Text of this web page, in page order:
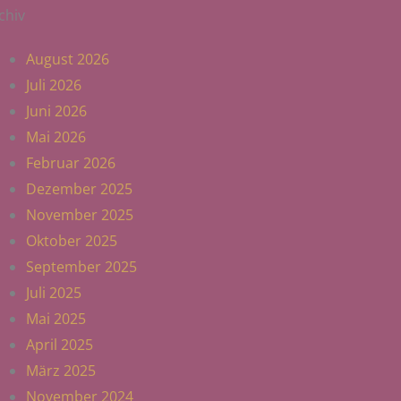
August 2026
Juli 2026
Juni 2026
Mai 2026
Februar 2026
Dezember 2025
November 2025
Oktober 2025
September 2025
Juli 2025
Mai 2025
April 2025
März 2025
November 2024